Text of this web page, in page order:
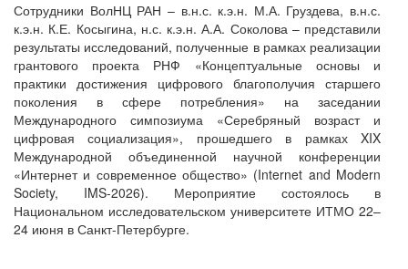
Сотрудники ВолНЦ РАН – в.н.с. к.э.н. М.А. Груздева, в.н.с.
к.э.н. К.Е. Косыгина, н.с. к.э.н. А.А. Соколова – представили
результаты исследований, полученные в рамках реализации
грантового проекта РНФ «Концептуальные основы и
практики достижения цифрового благополучия старшего
поколения в сфере потребления» на заседании
Международного симпозиума «Серебряный возраст и
цифровая социализация», прошедшего в рамках XIX
Международной объединенной научной конференции
«Интернет и современное общество» (Internet and Modern
Society, IMS-2026). Мероприятие состоялось в
Национальном исследовательском университете ИТМО 22–
24 июня в Санкт-Петербурге.